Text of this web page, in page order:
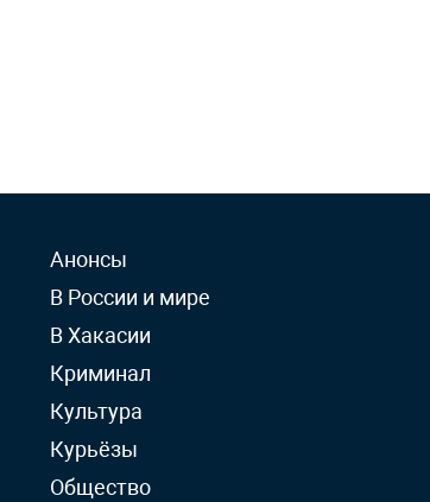
Анонсы
В России и мире
В Хакасии
Криминал
Культура
Курьёзы
Общество